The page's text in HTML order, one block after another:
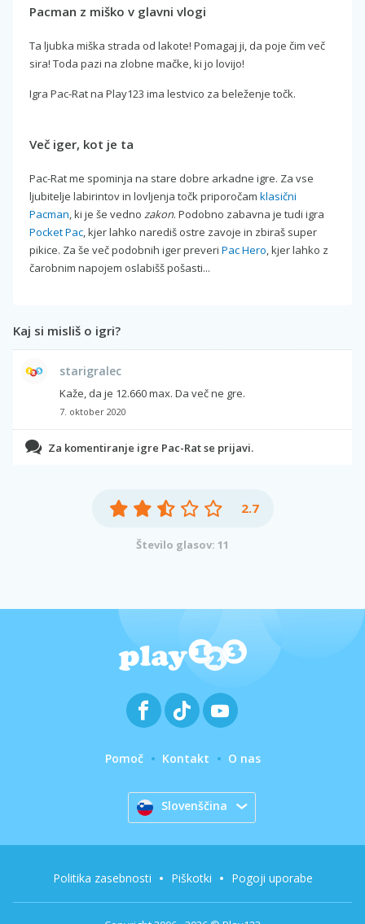
Pacman z miško v glavni vlogi
Ta ljubka miška strada od lakote! Pomagaj ji, da poje čim več
sira! Toda pazi na zlobne mačke, ki jo lovijo!
Igra Pac-Rat na Play123 ima lestvico za beleženje točk.
Več iger, kot je ta
Pac-Rat me spominja na stare dobre arkadne igre. Za vse
ljubitelje labirintov in lovljenja točk priporočam klasični
Pacman, ki je še vedno zakon. Podobno zabavna je tudi igra
Pocket Pac, kjer lahko narediš ostre zavoje in zbiraš super
pikice. Za še več podobnih iger preveri Pac Hero, kjer lahko z
čarobnim napojem oslabišš pošasti...
Kaj si misliš o igri?
starigralec
Kaže, da je 12.660 max. Da več ne gre.
7. oktober 2020
Za komentiranje igre Pac-Rat se prijavi.
2.7
Število glasov: 11
Pomoč Kontakt O nas
Slovenščina
Politika zasebnosti Piškotki Pogoji uporabe